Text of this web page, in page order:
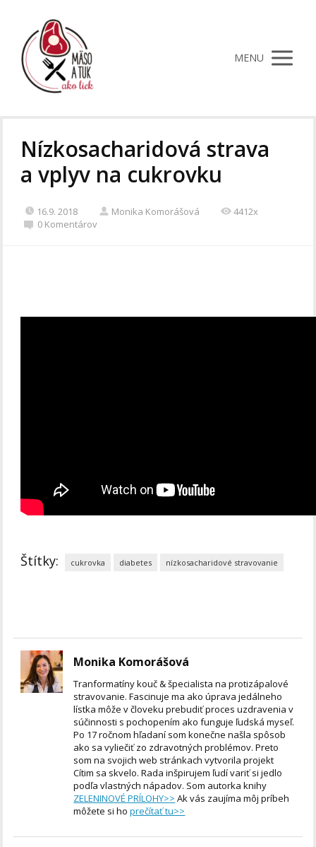
MENU
Nízkosacharidová strava
a vplyv na cukrovku
16.9. 2018 Monika Komorášová
4412x
0 Komentárov
Štítky: cukrovka diabetes nízkosacharidové stravovanie
Monika Komorášová
Tranformatíny kouč & špecialista na protizápalové
stravovanie. Fascinuje ma ako úprava jedálneho
lístka môže v človeku prebudiť proces uzdravenia v
súčinnosti s pochopením ako funguje ľudská myseľ.
Po 17 ročnom hľadaní som konečne našla spôsob
ako sa vyliečiť zo zdravotných problémov. Preto
som na svojich web stránkach vytvorila projekt
Cítim sa skvelo. Rada inšpirujem ľudí variť si jedlo
podľa vlastných nápadov. Som autorka knihy
ZELENINOVÉ PRÍLOHY>> Ak vás zaujíma môj príbeh
môžete si hoprečítať tu>>